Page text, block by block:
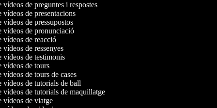
vídeos de preguntes i respostes
vídeos de presentacions
vídeos de pressupostos
vídeos de pronunciació
vídeos de reacció
vídeos de ressenyes
vídeos de testimonis
vídeos de tours
vídeos de tours de cases
vídeos de tutorials de ball
vídeos de tutorials de maquillatge
vídeos de viatge